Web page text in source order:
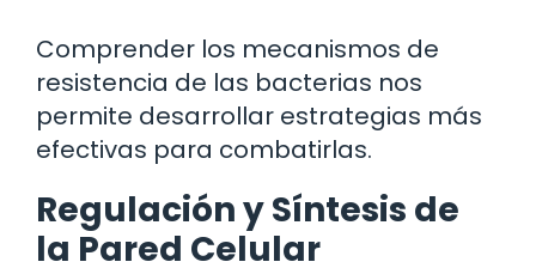
Comprender los mecanismos de
resistencia de las bacterias nos
permite desarrollar estrategias más
efectivas para combatirlas.
Regulación y Síntesis de
la Pared Celular